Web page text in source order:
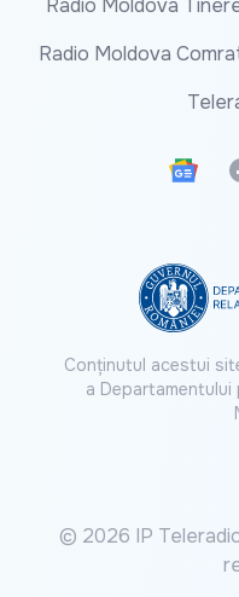
Radio Moldova
Conținutul acestui
a Departamentului
© 2026 IP